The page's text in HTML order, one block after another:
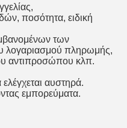
ποσότητα, ειδική
των
λογαριασμού πληρωμής,
αντιπροσώπου κλπ.
αυστηρά.
εμπορεύματα.